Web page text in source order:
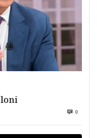
0